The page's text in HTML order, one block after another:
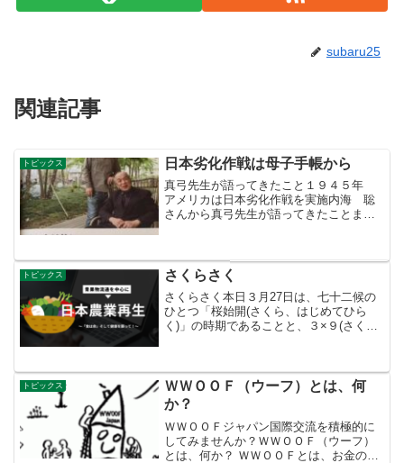
subaru25
関連記事
トピックス 日本劣化作戦は母子手帳から
真弓先生が語ってきたこと１９４５年
アメリカは日本劣化作戦を実施内海 聡
さんから真弓先生が語ってきたことまと
などの弊害は母子手帳に端を発する。ア
メリカは1945年日本で...
トピックス さくらさく
さくらさく本日３月27日は、七十二候の
ひとつ「桜始開(さくら、はじめてひら
く)」の時期であることと、３×９(さくら
イヨシノが開花しました。これから各地
で開花し...
トピックス
ＷＷＯＯＦ（ウーフ）とは、何
か？
ＷＷＯＯＦジャパン国際交流を積極的に
してみませんか？ＷＷＯＯＦ（ウーフ）
とは、何か？ ＷＷＯＯＦとは、お金のや